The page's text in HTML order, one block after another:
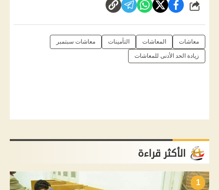
شارك
معاشات المعاشات التأمينات معاشات سبتمبر
زيادة الحد الأدنى للمعاشات
الأكثر قراءة
1